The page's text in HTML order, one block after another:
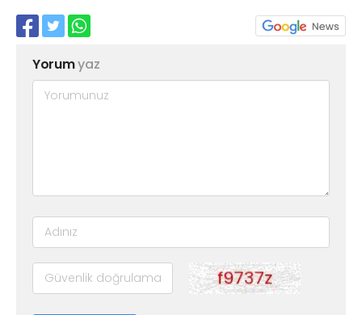
Yorumyaz